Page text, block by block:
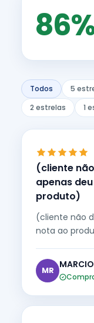
Todos 5
2 estrelas
1
(cliente
apenas
produto)
(cliente não
nota ao
MR